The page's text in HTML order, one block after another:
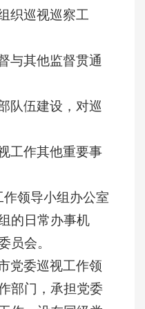
织巡视巡察工
与其他监督贯通
队伍建设，对巡
工作其他重要事
领导小组办公室
的日常办事机
员会。
党委巡视工作领
部门，承担党委